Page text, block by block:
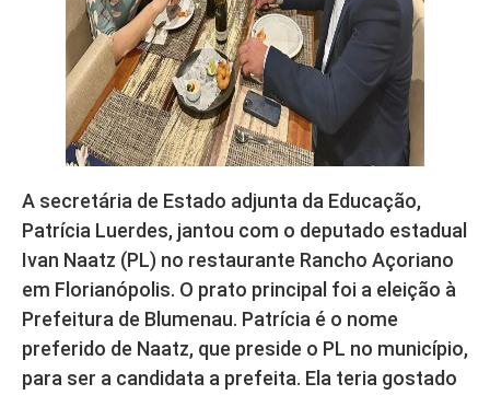
A secretária de Estado adjunta da Educação,
Patrícia Luerdes, jantou com o deputado estadual
Ivan Naatz (PL) no restaurante Rancho Açoriano
em Florianópolis. O prato principal foi a eleição à
Prefeitura de Blumenau. Patrícia é o nome
preferido de Naatz, que preside o PL no município,
para ser a candidata a prefeita. Ela teria gostado